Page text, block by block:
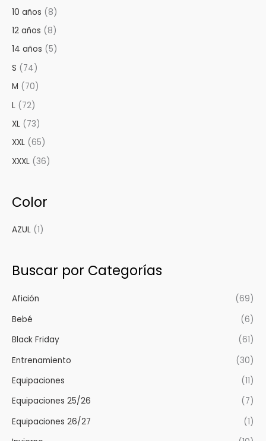
10 años (8)
12 años (8)
14 años (5)
S (74)
M (70)
L (72)
XL (73)
XXL (65)
XXXL (36)
Color
AZUL (1)
Buscar por Categorías
Afición
(69)
Bebé
(6)
Black Friday
(61)
Entrenamiento
(30)
Equipaciones
(11)
Equipaciones 25/26
(7)
Equipaciones 26/27
(1)